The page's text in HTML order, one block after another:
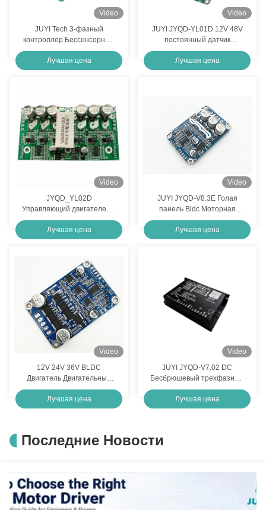
Video
JUYI Tech 3-фазный
контроллер Бессенсорный
BLDC Двигатель 10В-36В
20А
Лучшая цена
Video
JUYI JYQD-YL01D 12V 48V
постоянный датчик
безраспределительного
зала двигатель панель
управления тормозной
контроллер
Лучшая цена
Video
JYQD_YL02D
Управляющий двигателем с
функцией линейного
торможения с регулировкой
скорости PWM
Лучшая цена
Video
JUYI JYQD-V8.3E Голая
панель Bldc Моторная
панель управления,
Высоковольтное ДК
Моторный драйвер
Лучшая цена
Video
12V 24V 36V BLDC
Двигатель Двигательный
контроллер для 3-фазного
бессенсорного двигателя
постоянного тока JYQD-
Лучшая цена
Video
JUYI JYQD-V7.02 DC
Бесбрюшевый трехфазный
датчик Двигатель
Управляющий панель
Низкое напряжение
Лучшая цена
Последние Новости